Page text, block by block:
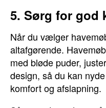
5. Sørg for god
Når du vælger
altafgørende.
med bløde puder,
design, så du kan
komfort og afslapning.